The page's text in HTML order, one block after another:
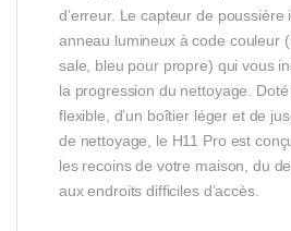
d’erreur. Le capteur de poussière
anneau lumineux à code couleur
sale, bleu pour propre) qui vous
la progression du nettoyage. Doté
flexible, d’un boîtier léger et de
de nettoyage, le H11 Pro est
les recoins de votre maison, du
aux endroits difficiles d’accès.